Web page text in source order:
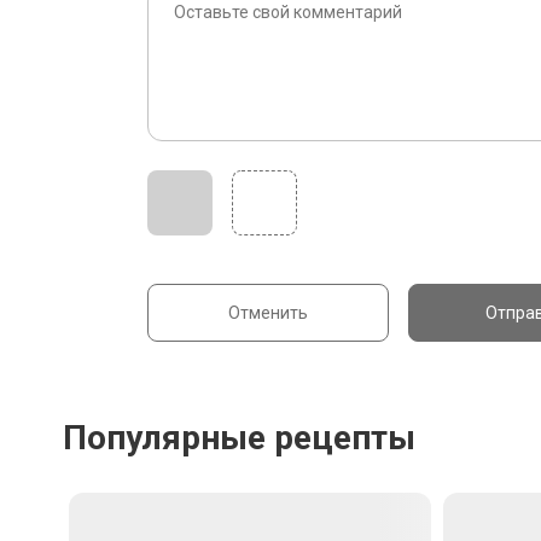
Отменить
Популярные рецепты